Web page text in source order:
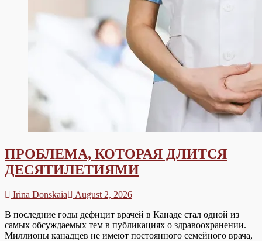
ПРОБЛЕМА, КОТОРАЯ ДЛИТСЯ
ДЕСЯТИЛЕТИЯМИ
Irina Donskaia
August 2, 2026
В последние годы дефицит врачей в Канаде стал одной из
самых обсуждаемых тем в публикациях о здравоохранении.
Миллионы канадцев не имеют постоянного семейного врача,